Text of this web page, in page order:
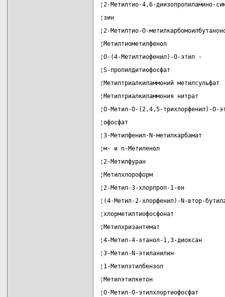
¦2-Метилтио-4,6-
¦зин
¦2-Метилтио-О-
¦Метилтиометилфенол
¦О-(4-Метилтиофенил)-О-
¦S-пропилдитиофосфат
¦Метилтриалкиламмоний
¦Метилтриалкиламмония
¦О-Метил-О-(2,4,5-
¦офосфат
¦3-Метилфенил-N-
¦м- и n-Метиленол
¦2-Метилфуран
¦Метилхлороформ
¦2-Метил-3-хлорпроп-1-ен
¦(4-Метил-2-хлорфенил)-N-
¦хлорметилтиофосфонат
¦Метилхризантемат
¦4-Метил-4-этанол-1,3-
¦3-Метил-N-этиланилин
¦1-Метилэтилбензол
¦Метилэтилкетон
¦О-Метил-О-